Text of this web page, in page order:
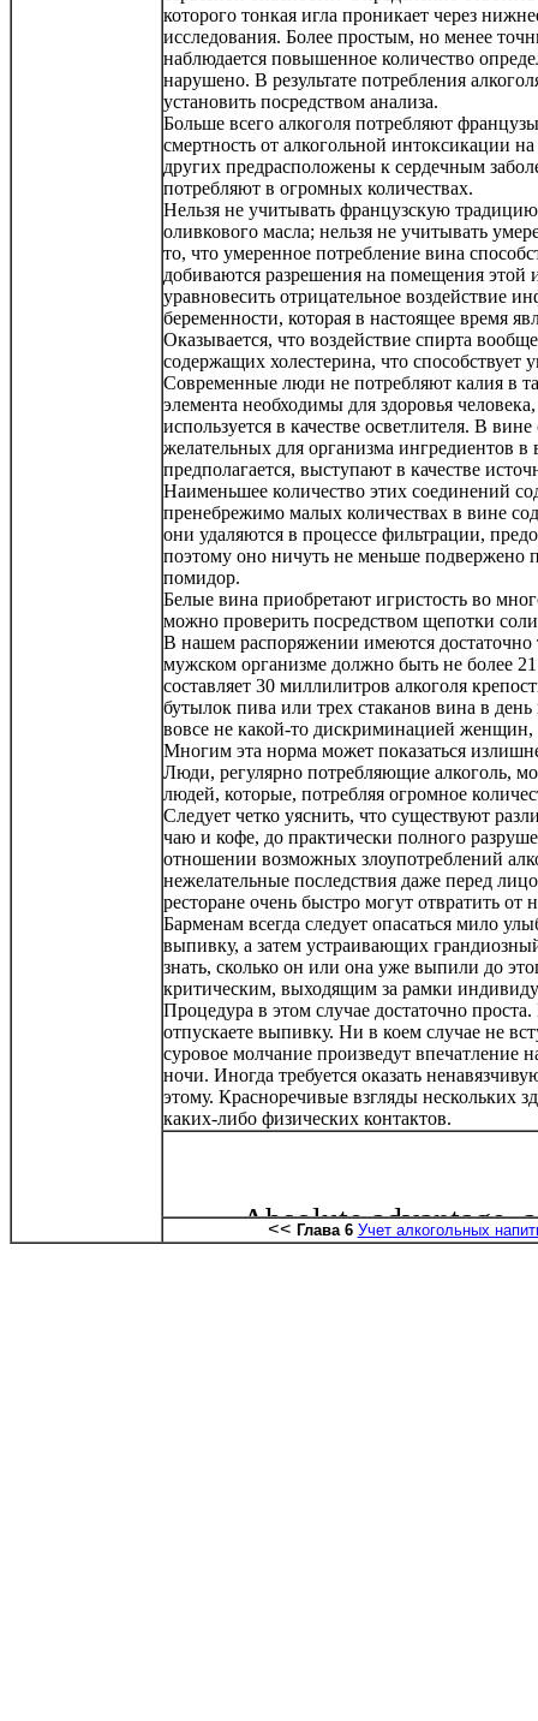
которого тонкая игла проникает через
исследования. Более простым, но менее
наблюдается повышенное количество
нарушено. В результате потребления
установить посредством анализа.
Больше всего алкоголя потребляют
смертность от алкогольной интоксикации
других предрасположены к сердечным
потребляют в огромных количествах.
Нельзя не учитывать французскую
оливкового масла; нельзя не учитывать
то, что умеренное потребление вина
добиваются разрешения на помещения
уравновесить отрицательное воздействие
беременности, которая в настоящее время
Оказывается, что воздействие спирта
содержащих холестерина, что способствует
Современные люди не потребляют калия в
элемента необходимы для здоровья
используется в качестве осветлителя. В
желательных для организма ингредиентов
предполагается, выступают в качестве
Наименьшее количество этих соединений
пренебрежимо малых количествах в вине
они удаляются в процессе фильтрации,
поэтому оно ничуть не меньше подвержено
помидор.
Белые вина приобретают игристость во
можно проверить посредством щепотки
В нашем распоряжении имеются
мужском организме должно быть не более
составляет 30 миллилитров алкоголя
бутылок пива или трех стаканов вина в
вовсе не какой-то дискриминацией женщин,
Многим эта норма может показаться
Люди, регулярно потребляющие алкоголь,
людей, которые, потребляя огромное
Следует четко уяснить, что существуют
чаю и кофе, до практически полного
отношении возможных злоупотреблений
нежелательные последствия даже перед
ресторане очень быстро могут отвратить от
Барменам всегда следует опасаться мило
выпивку, а затем устраивающих
знать, сколько он или она уже выпили до
критическим, выходящим за рамки
Процедура в этом случае достаточно
отпускаете выпивку. Ни в коем случае не
суровое молчание произведут впечатление
ночи. Иногда требуется оказать
этому. Красноречивые взгляды нескольких
каких-либо физических контактов.
<< Глава 6 Учет алкогольных